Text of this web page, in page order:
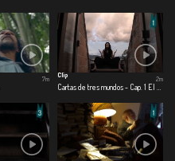
7m
Clip
2m